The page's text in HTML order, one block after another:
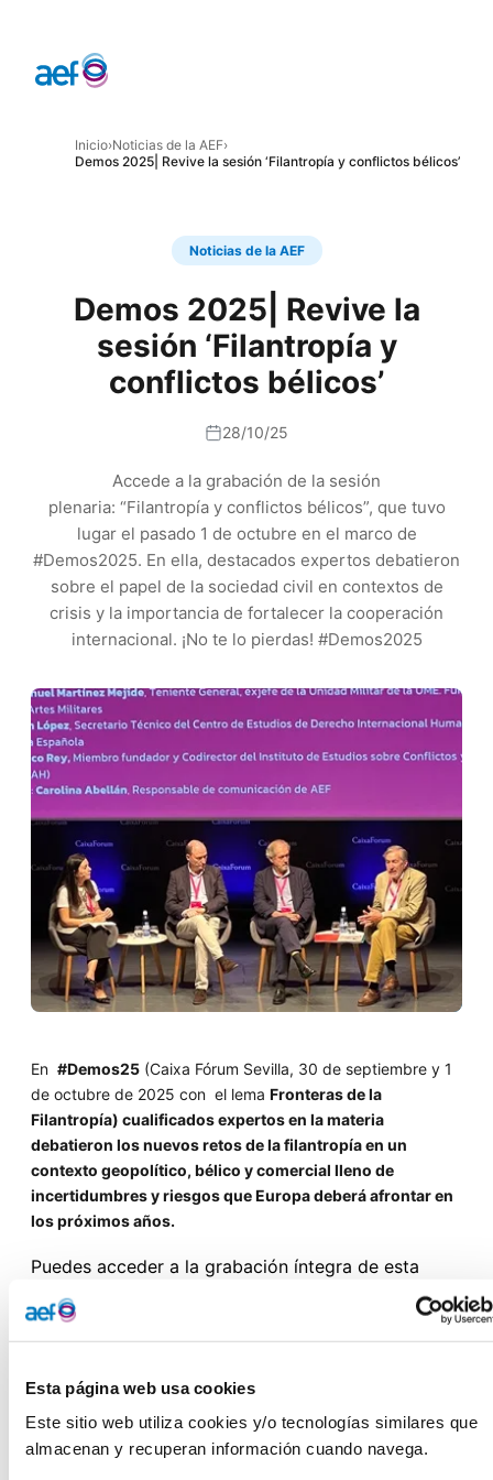
Esta página web usa cookies
Este sitio web utiliza cookies y/o tecnologías similares que
almacenan y recuperan información cuando navega.
Inicio›Noticias de la AEF›
Demos 2025| Revive la sesión ‘Filantropía y conflictos bélicos’
Noticias de la AEF
Demos 2025| Revive la
sesión ‘Filantropía y
conflictos bélicos’
28/10/25
Accede a la grabación de la sesión
plenaria: “Filantropía y conflictos bélicos”, que tuvo
lugar el pasado 1 de octubre en el marco de
#Demos2025. En ella, destacados expertos debatieron
sobre el papel de la sociedad civil en contextos de
crisis y la importancia de fortalecer la cooperación
internacional. ¡No te lo pierdas! #Demos2025
En #Demos25 (Caixa Fórum Sevilla, 30 de septiembre y 1
de octubre de 2025 con el lema Fronteras de la
Filantropía) cualificados expertos en la materia
debatieron los nuevos retos de la filantropía en un
contexto geopolítico, bélico y comercial lleno de
incertidumbres y riesgos que Europa deberá afrontar en
los próximos años.
Puedes acceder a la grabación íntegra de esta
conflictos bélicosEntre todos los conflictos, las
operan sobre el terreno, tanto en las zonas
de contienda como en las comunidades directa o
indirectamente afectadas, con riesgo de pérdidas
de vidas de voluntarios o la población civil, la
protección de las personas en situaciones de